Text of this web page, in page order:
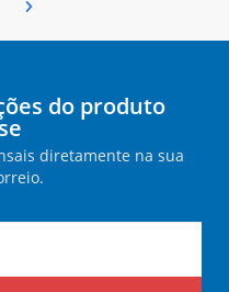
do produto
diretamente na sua